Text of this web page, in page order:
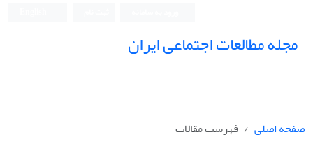
مجله مطالعات اجتماعی ایران
صفحه اصلی
فهرست مقالات